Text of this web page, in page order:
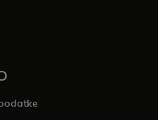
tab